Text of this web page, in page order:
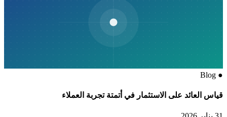
●
Blog
قياس العائد على الاستثمار في أتمتة تجربة العملاء